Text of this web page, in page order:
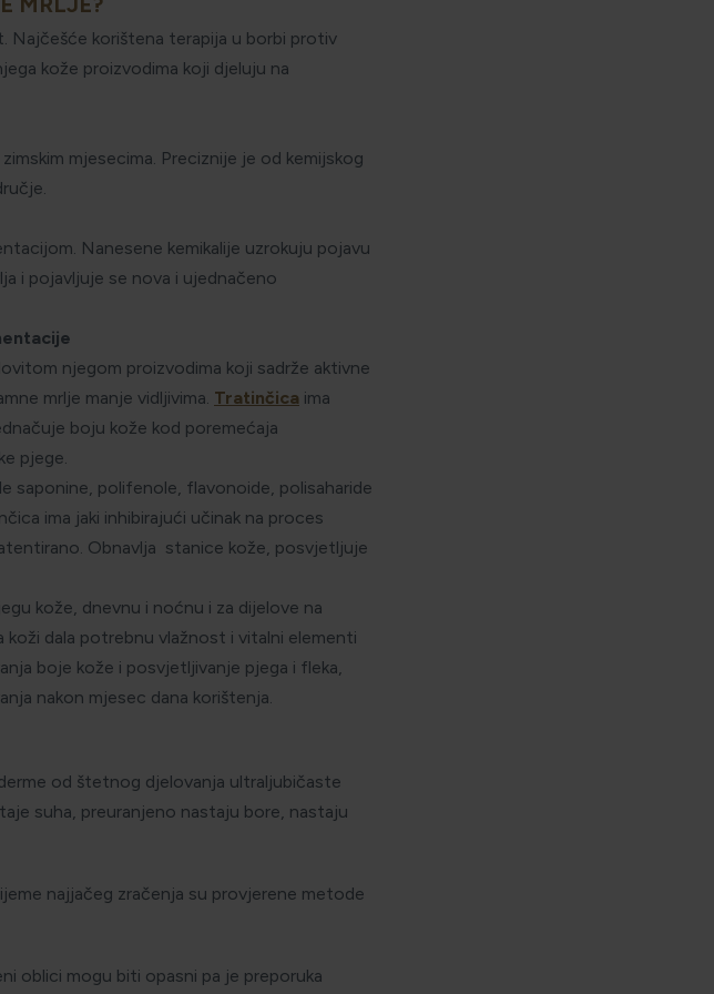
Najčešće korištena terapija u borbi protiv
kože proizvodima koji djeluju na
mjesecima. Preciznije je od kemijskog
Nanesene kemikalije uzrokuju pojavu
i pojavljuje se nova i ujednačeno
njegom proizvodima koji sadrže aktivne
mrlje manje vidljivima. Tratinčica ima
boju kože kod poremećaja
pjege.
saponine, polifenole, flavonoide, polisaharide
ima jaki inhibirajući učinak na proces
Obnavlja stanice kože, posvjetljuje
kože, dnevnu i noćnu i za dijelove na
koži dala potrebnu vlažnost i vitalni elementi
boje kože i posvjetljivanje pjega i fleka,
nakon mjesec dana korištenja.
od štetnog djelovanja ultraljubičaste
suha, preuranjeno nastaju bore, nastaju
najjačeg zračenja su provjerene metode
oblici mogu biti opasni pa je preporuka